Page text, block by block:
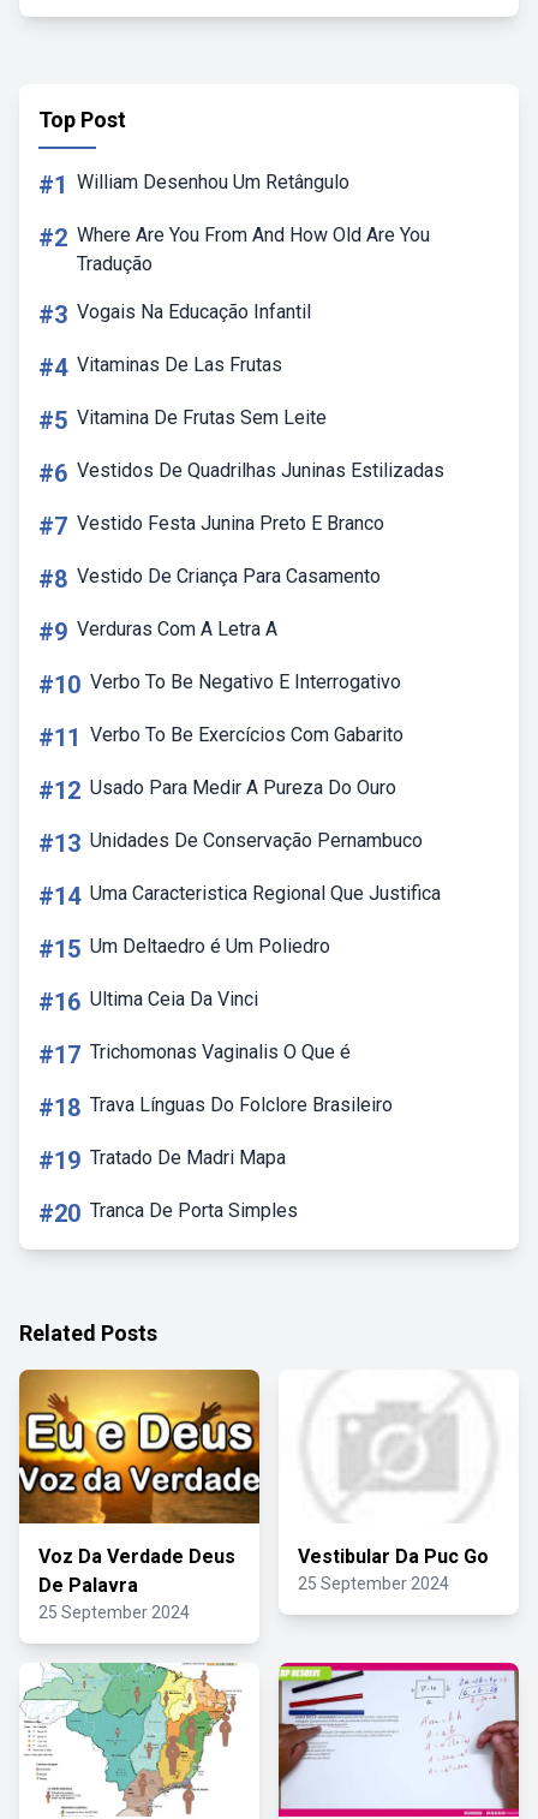
Top Post
#1 William Desenhou Um Retângulo
#2 Where Are You From And How Old Are You
Tradução
#3 Vogais Na Educação Infantil
#4 Vitaminas De Las Frutas
#5 Vitamina De Frutas Sem Leite
#6 Vestidos De Quadrilhas Juninas Estilizadas
#7 Vestido Festa Junina Preto E Branco
#8 Vestido De Criança Para Casamento
#9 Verduras Com A Letra A
#10 Verbo To Be Negativo E Interrogativo
#11 Verbo To Be Exercícios Com Gabarito
#12 Usado Para Medir A Pureza Do Ouro
#13 Unidades De Conservação Pernambuco
#14 Uma Caracteristica Regional Que Justifica
#15 Um Deltaedro é Um Poliedro
#16 Ultima Ceia Da Vinci
#17 Trichomonas Vaginalis O Que é
#18 Trava Línguas Do Folclore Brasileiro
#19 Tratado De Madri Mapa
#20 Tranca De Porta Simples
Related Posts
Voz Da Verdade Deus
De Palavra
25 September 2024
Vestibular Da Puc Go
25 September 2024